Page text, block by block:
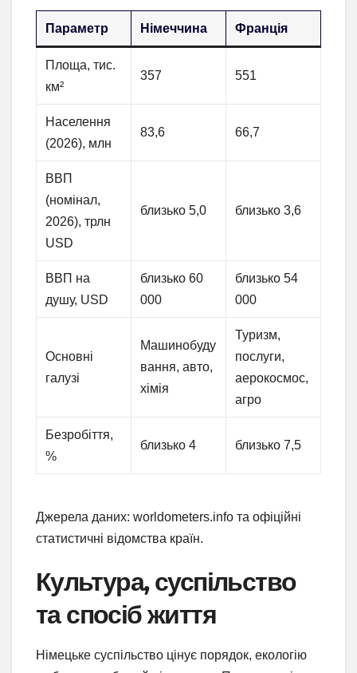
Параметр Німеччина Франція
Площа, тис.
км²
357 551
Населення
(2026), млн
83,6 66,7
ВВП
(номінал,
2026), трлн
USD
близько 5,0 близько 3,6
ВВП на
душу, USD
близько 60
000
близько 54
000
Основні
галузі
Машинобуду
вання, авто,
хімія
Туризм,
послуги,
аерокосмос,
агро
Безробіття,
%
близько 4 близько 7,5
Джерела даних: worldometers.info та офіційні
статистичні відомства країн.
Культура, суспільство
та спосіб життя
Німецьке суспільство цінує порядок, екологію